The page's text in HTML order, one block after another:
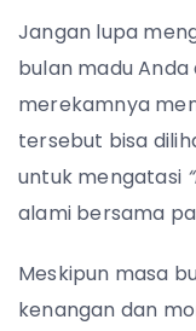
Jangan lupa
bulan madu
merekamnya
tersebut bisa
untuk mengatasi
alami bersama
Meskipun masa
kenangan dan